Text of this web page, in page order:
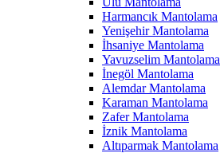
Harmancık Mantolama
Yenişehir Mantolama
İhsaniye Mantolama
Yavuzselim Mantolama
İnegöl Mantolama
Alemdar Mantolama
Karaman Mantolama
Zafer Mantolama
İznik Mantolama
Altıparmak Mantolama